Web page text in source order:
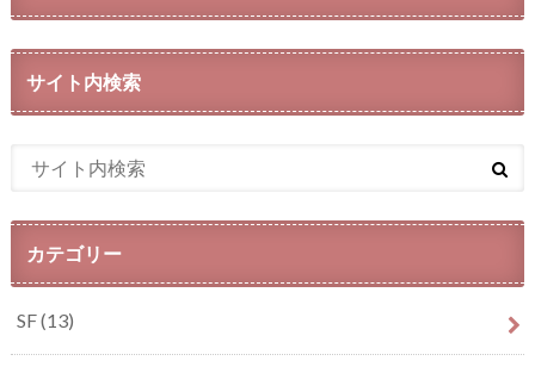
サイト内検索
カテゴリー
SF(13)